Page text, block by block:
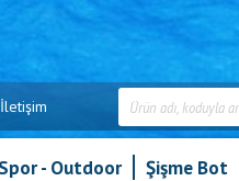
İletişim
Spor - Outdoor Şişme Bot